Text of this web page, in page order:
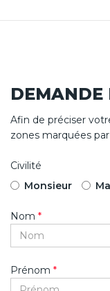
DEMANDE
Afin de préciser
zones marquées
Civilité
Monsieur
Nom *
Prénom *